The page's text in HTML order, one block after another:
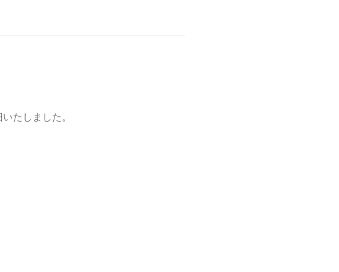
たしました。